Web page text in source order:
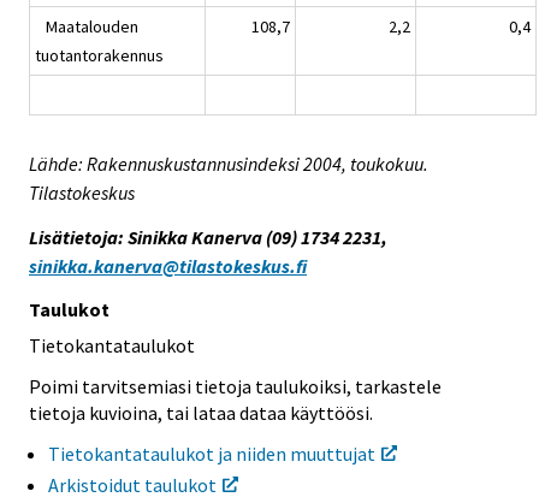
Maatalouden
tuotantorakennus
108,7 2,2 0,4
Lähde: Rakennuskustannusindeksi 2004, toukokuu.
Tilastokeskus
Lisätietoja: Sinikka Kanerva (09) 1734 2231,
sinikka.kanerva@tilastokeskus.fi
Taulukot
Tietokantataulukot
Poimi tarvitsemiasi tietoja taulukoiksi, tarkastele
tietoja kuvioina, tai lataa dataa käyttöösi.
Tietokantataulukot ja niiden muuttujat
Arkistoidut taulukot